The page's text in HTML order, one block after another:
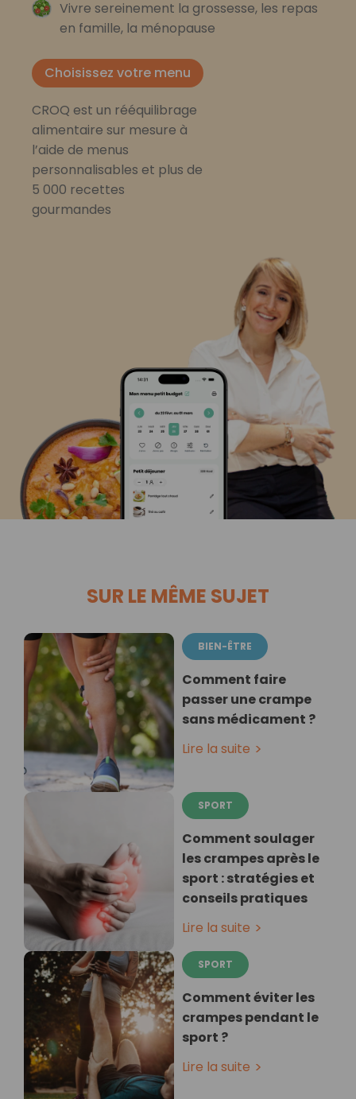
Vivre sereinement la grossesse, les repas
en famille, la ménopause
Choisissez votre menu
CROQ est un rééquilibrage
alimentaire sur mesure à
l’aide de menus
personnalisables et plus de
5 000 recettes
gourmandes
SUR LE MÊME SUJET
BIEN-ÊTRE
Comment faire
passer une crampe
sans médicament ?
Lire la suite
SPORT
Comment soulager
les crampes après le
sport : stratégies et
conseils pratiques
Lire la suite
SPORT
Comment éviter les
crampes pendant le
sport ?
Lire la suite